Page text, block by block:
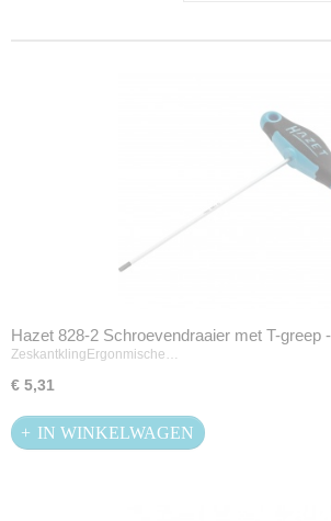
Hazet 828-2 Schroevendraaier met T-greep
ZeskantklingErgonmische…
€ 5,31
IN WINKELWAGEN